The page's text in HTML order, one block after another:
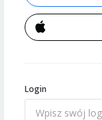
Login